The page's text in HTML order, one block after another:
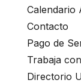
Calendario
Contacto
Pago de
Trabaja
Directorio